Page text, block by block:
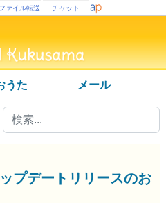
ファイル転送 チャット
うた メール
プデートリリースのお